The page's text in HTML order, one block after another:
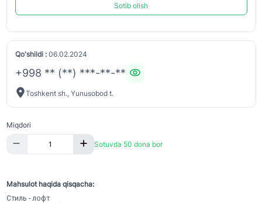
Sotib olish
Qo'shildi :06.02.2024
+998 ** (**) ***-**-**
Toshkent sh., Yunusobod t.
Miqdori
Sotuvda 50 dona bor
Mahsulot haqida qisqacha:
Стиль - лофт